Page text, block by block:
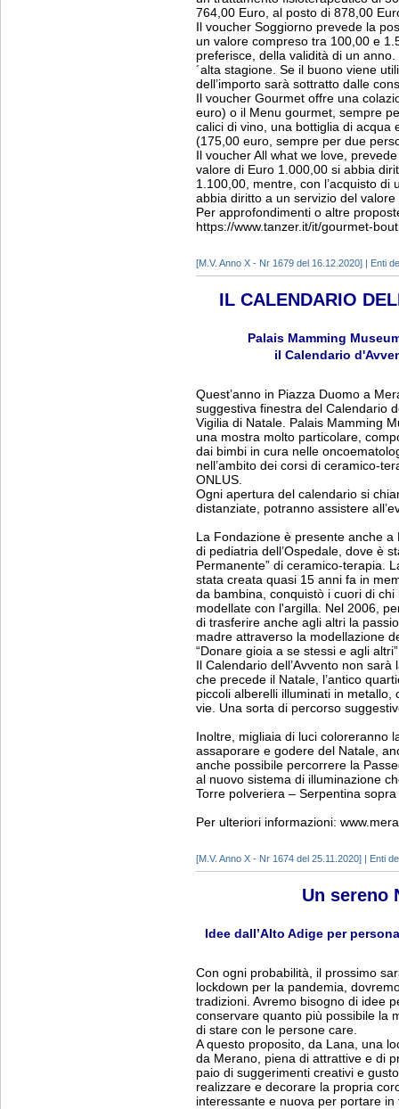
764,00 Euro, al posto di 878,00
Il voucher Soggiorno prevede la
un valore compreso tra 100,00 e
preferisce, della validità di un
´alta stagione. Se il buono viene
dell’importo sarà sottratto dalle
Il voucher Gourmet offre una
euro) o il Menu gourmet, sempre
calici di vino, una bottiglia di acqua
(175,00 euro, sempre per due
Il voucher All what we love,
valore di Euro 1.000,00 si abbia
1.100,00, mentre, con l’acquisto
abbia diritto a un servizio del
Per approfondimenti o altre
https://www.tanzer.it/it/gourmet-
[M.V. Anno X - Nr 1679 del 16.12.2020] | Enti
IL CALENDARIO
Palais Mamming
il Calendario
Quest’anno in Piazza Duomo a
suggestiva finestra del Calendario
Vigilia di Natale. Palais Mamming
una mostra molto particolare,
dai bimbi in cura nelle
nell’ambito dei corsi di ceramico-
ONLUS.
Ogni apertura del calendario si
distanziate, potranno assistere
La Fondazione è presente anche
di pediatria dell’Ospedale, dove è
Permanente” di ceramico-terapia.
stata creata quasi 15 anni fa in
da bambina, conquistò i cuori di
modellate con l'argilla. Nel 2006,
di trasferire anche agli altri la
madre attraverso la modellazione
“Donare gioia a se stessi e agli
Il Calendario dell’Avvento non
che precede il Natale, l’antico
piccoli alberelli illuminati in
vie. Una sorta di percorso
Inoltre, migliaia di luci coloreranno
assaporare e godere del Natale,
anche possibile percorrere la
al nuovo sistema di illuminazione
Torre polveriera – Serpentina
Per ulteriori informazioni:
[M.V. Anno X - Nr 1674 del 25.11.2020] | Enti
Un sereno
Idee dall’Alto Adige per
Con ogni probabilità, il prossimo
lockdown per la pandemia,
tradizioni. Avremo bisogno di idee
conservare quanto più possibile la
di stare con le persone care.
A questo proposito, da Lana, una
da Merano, piena di attrattive e di
paio di suggerimenti creativi e
realizzare e decorare la propria
interessante e nuova per portare in